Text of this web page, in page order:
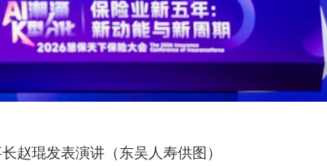
赵琨发表演讲（东吴人寿供图）